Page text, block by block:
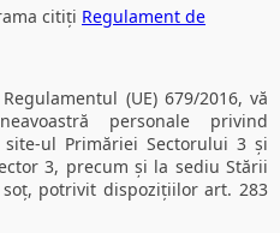
citiți Regulament de
(UE) 679/2016, vă
personale privind
ul Primăriei Sectorului 3 și
3, precum și la sediu Stării
potrivit dispozițiilor art. 283